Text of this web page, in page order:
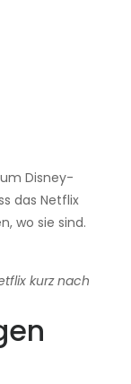
Disney-
das Netflix
wo sie sind.
kurz nach